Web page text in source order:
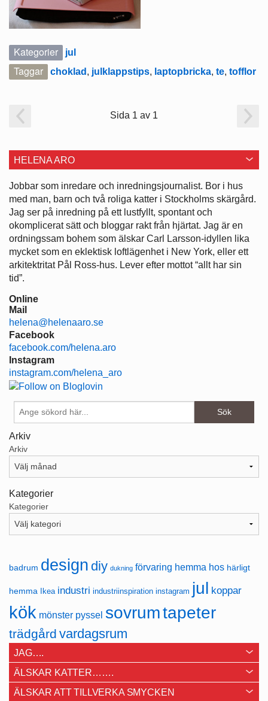
Kategorier jul
Taggar choklad , julklappstips, laptopbricka, te, tofflor
Sida 1 av 1
HELENA ARO
Jobbar som inredare och ­inredningsjournalist. Bor i hus
med man, barn och två roliga katter i ­Stockholms skärgård.
Jag ser på ­inredning på ett lustfyllt, spontant och
okomplicerat sätt och bloggar rakt från hjärtat. Jag är en
ordningssam bohem som älskar Carl Larsson-idyllen lika
mycket som en eklektisk loftlägenhet i New York, eller ett
arkitektritat Pål Ross-hus. Lever efter mottot “allt har sin
tid”.
Online
Mail
helena@helenaaro.se
Facebook
facebook.com/helena.aro
Instagram
instagram.com/helena_aro
Arkiv
Arkiv
Kategorier
Kategorier
badrum design diy dukning förvaring hemma hos härligt
hemma Ikea industri industriinspiration instagram jul koppar
kök mönster pyssel sovrumtapeter
trädgård vardagsrum
JAG….
ÄLSKAR KATTER…….
ÄLSKAR ATT TILLVERKA SMYCKEN